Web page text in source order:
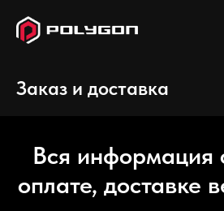
Заказ и доставка
Вся информация
оплате, доставке